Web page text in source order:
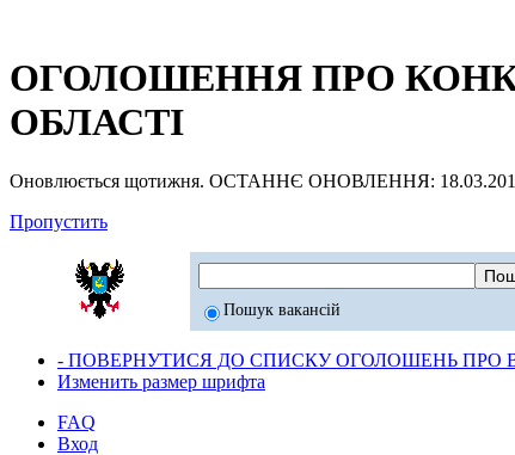
ОГОЛОШЕННЯ ПРО
ОБЛАСТІ
Оновлюється щотижня. ОСТАННЄ ОНОВЛЕННЯ:
Пропустить
Пошук вакансій
- ПОВЕРНУТИСЯ ДО СПИСКУ ОГОЛОШЕНЬ ПРО
Изменить размер шрифта
FAQ
Вход